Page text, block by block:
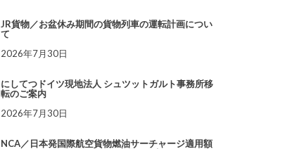
JR貨物／お盆休み期間の貨物列車の運転計画につい
て
2026年7月30日
にしてつドイツ現地法人 シュツットガルト事務所移
転のご案内
2026年7月30日
NCA／日本発国際航空貨物燃油サーチャージ適用額